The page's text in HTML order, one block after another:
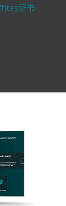
证书